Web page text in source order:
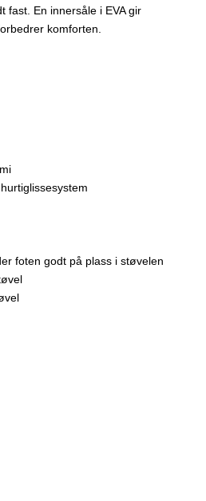
fast. En innersåle i EVA gir
komforten.
foten godt på plass i støvelen